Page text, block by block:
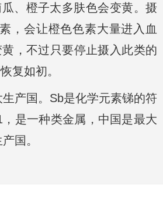
、橙子太多肤色会变黄。摄
，会让橙色色素大量进入血
，不过只要停止摄入此类的
复如初。
产国。Sb是化学元素锑的符
是一种类金属，中国是最大
国。